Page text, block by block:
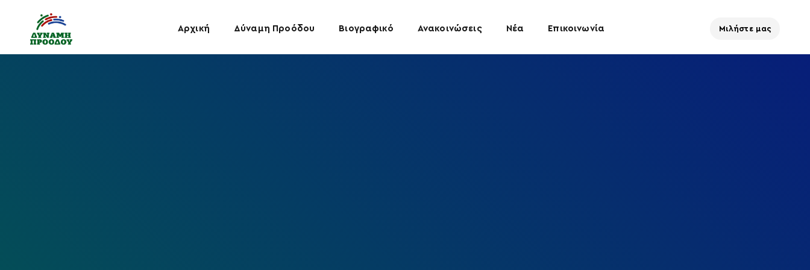
Αρχική Δύναμη Προόδου Βιογραφικό Ανακοινώσεις Νέα Επικοινωνία Μιλήστε μας